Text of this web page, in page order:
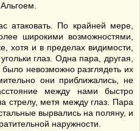
атаковать. По крайней мере,
широкими возможностями,
хотя и в пределах видимости,
глаз. Одна пара, другая,
невозможно разглядеть их
они приближались, не
между нами быстро
стрелу, метя между глаз. Пара
вырвались на поляну, и
наружности.